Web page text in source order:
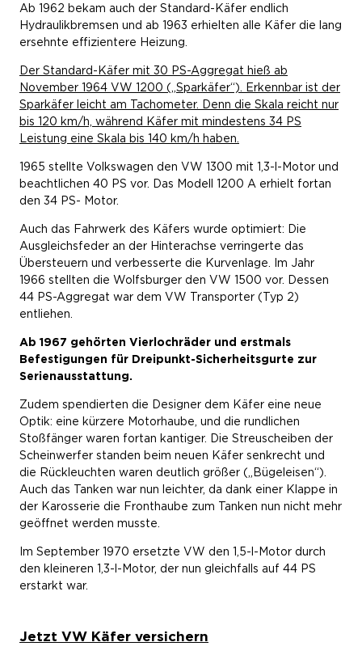
Ab 1962 bekam auch der Standard-Käfer endlich
Hydraulikbremsen und ab 1963 erhielten alle Käfer die lang
ersehnte effizientere Heizung.
Der Standard-Käfer mit 30 PS-Aggregat hieß ab
November 1964 VW 1200 („Sparkäfer“). Erkennbar ist der
Sparkäfer leicht am Tachometer. Denn die Skala reicht nur
bis 120 km/h, während Käfer mit mindestens 34 PS
Leistung eine Skala bis 140 km/h haben.
1965 stellte Volkswagen den VW 1300 mit 1,3-l-Motor und
beachtlichen 40 PS vor. Das Modell 1200 A erhielt fortan
den 34 PS- Motor.
Auch das Fahrwerk des Käfers wurde optimiert: Die
Ausgleichsfeder an der Hinterachse verringerte das
Übersteuern und verbesserte die Kurvenlage. Im Jahr
1966 stellten die Wolfsburger den VW 1500 vor. Dessen
44 PS-Aggregat war dem VW Transporter (Typ 2)
entliehen.
Ab 1967 gehörten Vierlochräder und erstmals
Befestigungen für Dreipunkt-Sicherheitsgurte zur
Serienausstattung.
Zudem spendierten die Designer dem Käfer eine neue
Optik: eine kürzere Motorhaube, und die rundlichen
Stoßfänger waren fortan kantiger. Die Streuscheiben der
Scheinwerfer standen beim neuen Käfer senkrecht und
die Rückleuchten waren deutlich größer („Bügeleisen“).
Auch das Tanken war nun leichter, da dank einer Klappe in
der Karosserie die Fronthaube zum Tanken nun nicht mehr
geöffnet werden musste.
Im September 1970 ersetzte VW den 1,5-l-Motor durch
den kleineren 1,3-l-Motor, der nun gleichfalls auf 44 PS
erstarkt war.
Jetzt VW Käfer versichern